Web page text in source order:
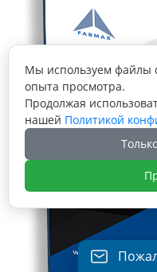
Мы используем файлы
опыта просмотра.
Продолжая
нашей Политикой